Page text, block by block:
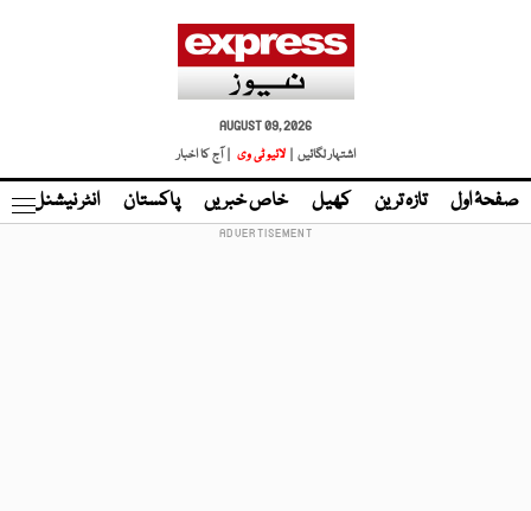
AUGUST 09, 2026
اشتہار لگائیں |
لائیو ٹی وی | آج کا اخبار
صفحۂ اول تازہ ترین کھیل خاص خبریں پاکستان انٹر نیشنل